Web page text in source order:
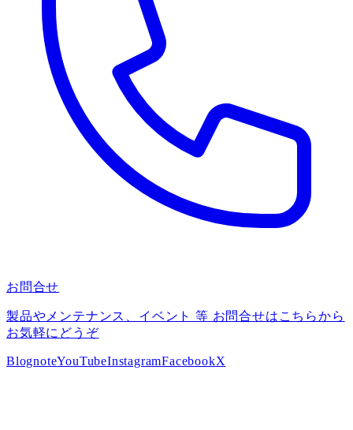
お問合せ
製品やメンテナンス、イベント 等 お問合せはこちらから
お気軽にどうぞ
BlognoteYouTubeInstagramFacebookX